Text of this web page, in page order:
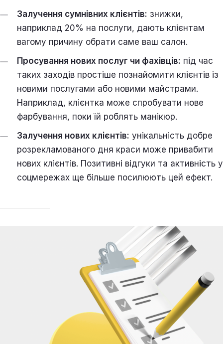
Залучення сумнівних клієнтів: знижки,
наприклад 20% на послуги, дають клієнтам
вагому причину обрати саме ваш салон.
Просування нових послуг чи фахівців: під час
таких заходів простіше познайомити клієнтів із
новими послугами або новими майстрами.
Наприклад, клієнтка може спробувати нове
фарбування, поки їй роблять манікюр.
Залучення нових клієнтів: унікальність добре
розрекламованого дня краси може привабити
нових клієнтів. Позитивні відгуки та активність у
соцмережах ще більше посилюють цей ефект.